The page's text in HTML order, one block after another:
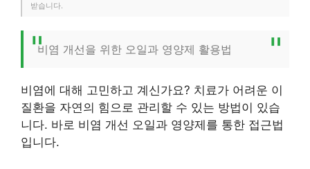
받습니다.
비염 개선을 위한 오일과 영양제 활용법
비염에 대해 고민하고 계신가요? 치료가 어려운 이
질환을 자연의 힘으로 관리할 수 있는 방법이 있습
니다. 바로 비염 개선 오일과 영양제를 통한 접근법
입니다.